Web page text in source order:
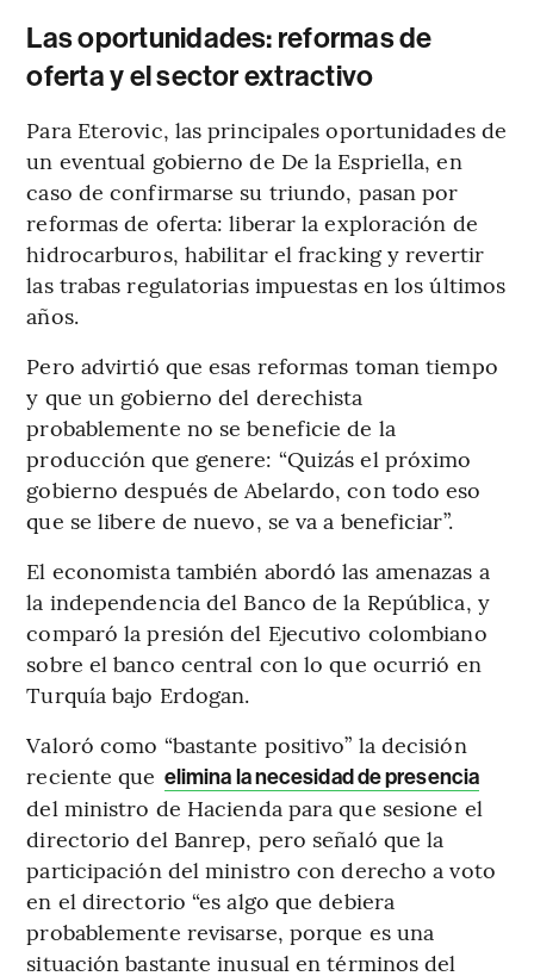
Las oportunidades: reformas de
oferta y el sector extractivo
Para Eterovic, las principales oportunidades de
un eventual gobierno de De la Espriella, en
caso de confirmarse su triundo, pasan por
reformas de oferta: liberar la exploración de
hidrocarburos, habilitar el fracking y revertir
las trabas regulatorias impuestas en los últimos
años.
Pero advirtió que esas reformas toman tiempo
y que un gobierno del derechista
probablemente no se beneficie de la
producción que genere: “Quizás el próximo
gobierno después de Abelardo, con todo eso
que se libere de nuevo, se va a beneficiar”.
El economista también abordó las amenazas a
la independencia del Banco de la República, y
comparó la presión del Ejecutivo colombiano
sobre el banco central con lo que ocurrió en
Turquía bajo Erdogan.
Valoró como “bastante positivo” la decisión
reciente que elimina la necesidad de presencia
del ministro de Hacienda para que sesione el
directorio del Banrep, pero señaló que la
participación del ministro con derecho a voto
en el directorio “es algo que debiera
probablemente revisarse, porque es una
situación bastante inusual en términos del